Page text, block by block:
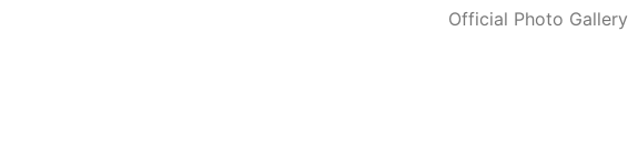
Official Photo Gallery